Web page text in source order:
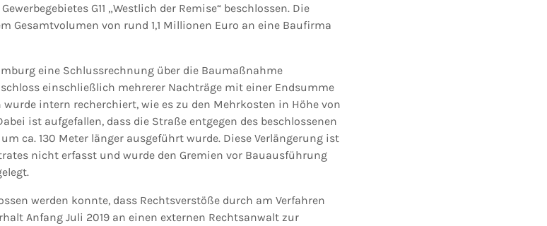
G11 „Westlich der Remise“ beschlossen. Die
Gesamtvolumen von rund 1,1 Millionen Euro an eine Baufirma
eine Schlussrechnung über die Baumaßnahme
einschließlich mehrerer Nachträge mit einer Endsumme
intern recherchiert, wie es zu den Mehrkosten in Höhe von
ist aufgefallen, dass die Straße entgegen des beschlossenen
ca. 130 Meter länger ausgeführt wurde. Diese Verlängerung ist
nicht erfasst und wurde den Gremien vor Bauausführung
werden konnte, dass Rechtsverstöße durch am Verfahren
Anfang Juli 2019 an einen externen Rechtsanwalt zur